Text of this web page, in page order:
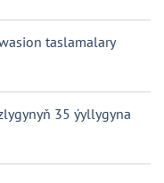
taslamalary
35 ýyllygyna